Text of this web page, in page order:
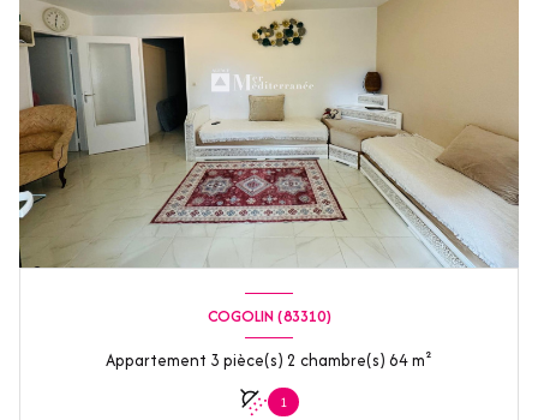
COGOLIN (83310)
Appartement 3 pièce(s) 2 chambre(s) 64 m²
1